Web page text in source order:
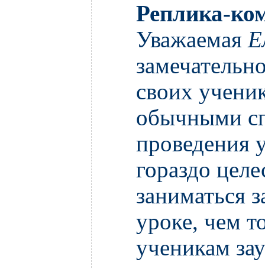
Реплика-
Уважаемая
своих
обычными
проведения
гораздо
заниматься
уроке, чем
ученикам